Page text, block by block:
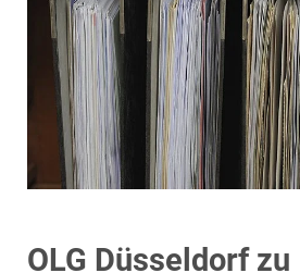
OLG Düsseldorf zu